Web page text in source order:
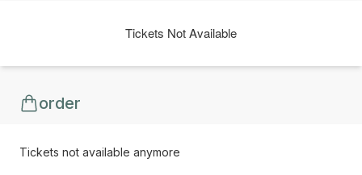
Tickets Not Available
order
Tickets not available anymore